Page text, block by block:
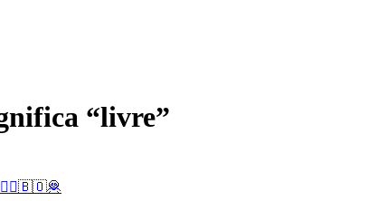
“livre”
🧗‍♂️🇧🇴🦧